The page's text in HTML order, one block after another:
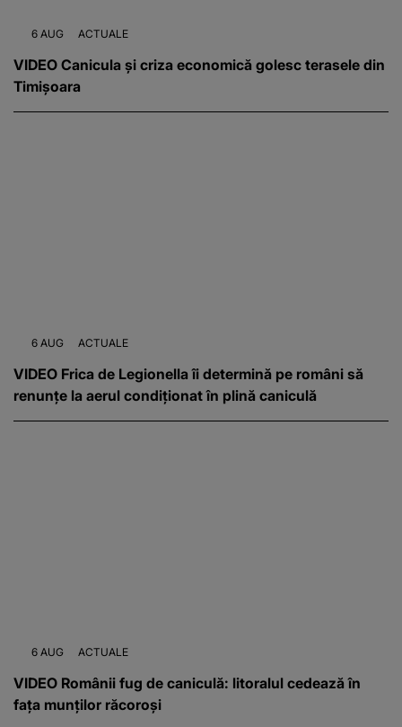
6 AUG ACTUALE
VIDEO Canicula și criza economică golesc terasele din
Timișoara
6 AUG ACTUALE
VIDEO Frica de Legionella îi determină pe români să
renunțe la aerul condiționat în plină caniculă
6 AUG ACTUALE
VIDEO Românii fug de caniculă: litoralul cedează în
fața munților răcoroși